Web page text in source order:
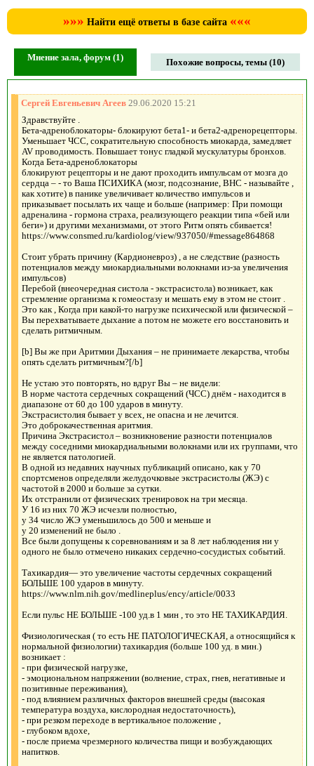
»»» Найти ещё ответы в базе сайта «««
Мнение зала, форум (1) Похожие вопросы, темы (10)
Сергей Евгеньевич Агеев 29.06.2020 15:21
Здравствуйте .
Бета-адреноблокаторы- блокируют бета1- и бета2-адренорецепторы.
Уменьшает ЧСС, сократительную способность миокарда, замедляет
AV проводимость. Повышает тонус гладкой мускулатуры бронхов.
Когда Бета-адреноблокаторы
блокируют рецепторы и не дают проходить импульсам от мозга до
сердца – - то Ваша ПСИХИКА (мозг, подсознание, ВНС - называйте ,
как хотите) в панике увеличивает количество импульсов и
приказывает посылать их чаще и больше (например: При помощи
адреналина - гормона страха, реализующего реакции типа «бей или
беги») и другими механизмами, от этого Ритм опять сбивается!
https://www.consmed.ru/kardiolog/view/937050/#message864868
Стоит убрать причину (Кардионевроз) , а не следствие (разность
потенциалов между миокардиальными волокнами из-за увеличения
импульсов)
Перебой (внеочередная систола - экстрасистола) возникает, как
стремление организма к гомеостазу и мешать ему в этом не стоит .
Это как , Когда при какой-то нагрузке психической или физической –
Вы перехватываете дыхание а потом не можете его восстановить и
сделать ритмичным.
[b] Вы же при Аритмии Дыхания – не принимаете лекарства, чтобы
опять сделать ритмичным?[/b]
Не устаю это повторять, но вдруг Вы – не видели:
В норме частота сердечных сокращений (ЧСС) днём - находится в
диапазоне от 60 до 100 ударов в минуту.
Экстрасистолия бывает у всех, не опасна и не лечится.
Это доброкачественная аритмия.
Причина Экстрасистол – возникновение разности потенциалов
между соседними миокардиальными волокнами или их группами, что
не является патологией.
В одной из недавних научных публикаций описано, как у 70
спортсменов определяли желудочковые экстрасистолы (ЖЭ) с
частотой в 2000 и больше за сутки.
Их отстранили от физических тренировок на три месяца.
У 16 из них 70 ЖЭ исчезли полностью,
у 34 число ЖЭ уменьшилось до 500 и меньше и
у 20 изменений не было .
Все были допущены к соревнованиям и за 8 лет наблюдения ни у
одного не было отмечено никаких сердечно-сосудистых событий.
Тахикардия— это увеличение частоты сердечных сокращений
БОЛЬШЕ 100 ударов в минуту.
https://www.nlm.nih.gov/medlineplus/ency/article/0033
Если пульс НЕ БОЛЬШЕ -100 уд.в 1 мин , то это НЕ ТАХИКАРДИЯ.
Физиологическая ( то есть НЕ ПАТОЛОГИЧЕСКАЯ, а относящийся к
нормальной физиологии) тахикардия (больше 100 уд. в мин.)
возникает :
- при физической нагрузке,
- эмоциональном напряжении (волнение, страх, гнев, негативные и
позитивные переживания),
- под влиянием различных факторов внешней среды (высокая
температура воздуха, кислородная недостаточность),
- при резком переходе в вертикальное положение ,
- глубоком вдохе,
- после приема чрезмерного количества пищи и возбуждающих
напитков.